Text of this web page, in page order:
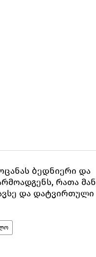
ბედნიერი და
რათა მან
და დატვირთული